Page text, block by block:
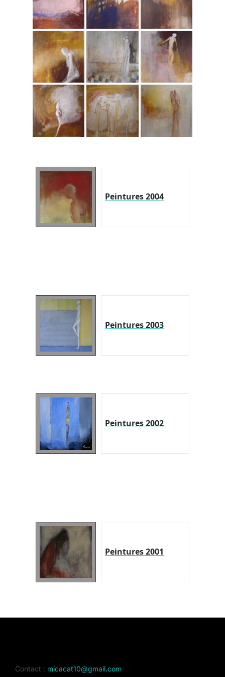
Peintures 2004
Peintures 2003
Peintures 2002
Peintures 2001
Contact : micacat10@gmail.com